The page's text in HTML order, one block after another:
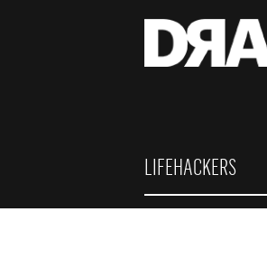
LIFEHACKERS